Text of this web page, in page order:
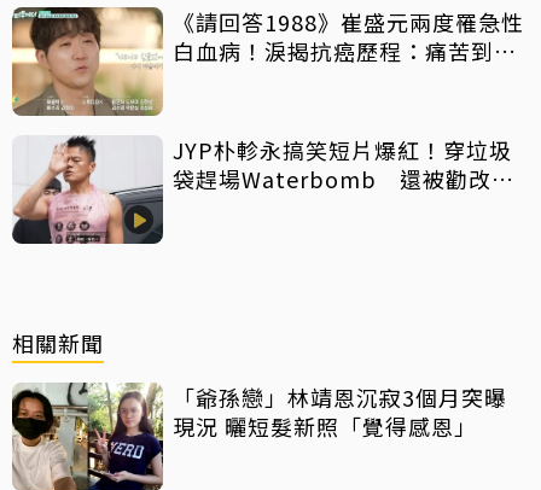
《請回答1988》崔盛元兩度罹急性
白血病！淚揭抗癌歷程：痛苦到不
JYP朴軫永搞笑短片爆紅！穿垃圾
袋趕場Waterbomb 還被勸改名
相關新聞
「爺孫戀」林靖恩沉寂3個月突曝
現況 曬短髮新照「覺得感恩」